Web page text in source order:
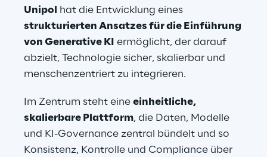
Unipol
hat die Entwicklung eines
strukturierten Ansatzes für die Einführung
von Generative KI ermöglicht, der darauf
abzielt, Technologie sicher, skalierbar und
menschenzentriert zu integrieren.
Im Zentrum steht eine einheitliche,
skalierbare Plattform, die Daten, Modelle
und KI-Governance zentral bündelt und so
Konsistenz, Kontrolle und Compliance über